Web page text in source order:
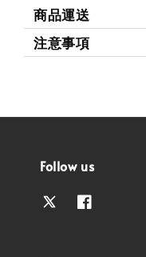
商品運送
注意事項
Follow us